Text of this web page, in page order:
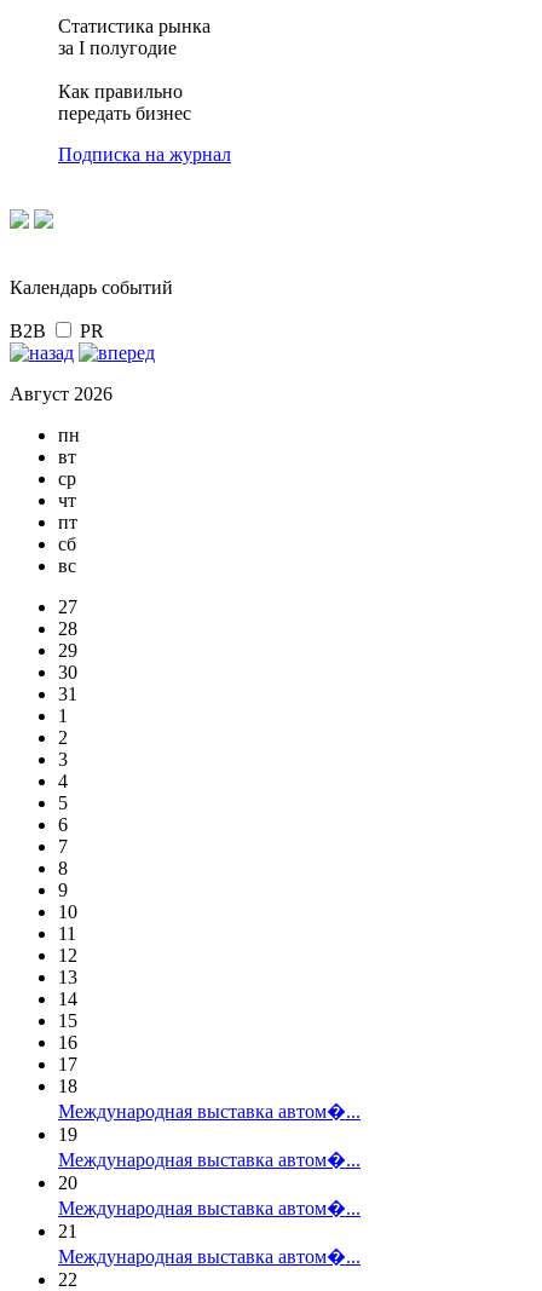
Статистика рынка
за I полугодие
Как правильно
передать бизнес
Подписка на журнал
Календарь событий
B2B PR
Август 2026
пн
вт
ср
чт
пт
сб
вс
27
28
29
30
31
1
2
3
4
5
6
7
8
9
10
11
12
13
14
15
16
17
18
Международная выставка автом�...
19
Международная выставка автом�...
20
Международная выставка автом�...
21
Международная выставка автом�...
22